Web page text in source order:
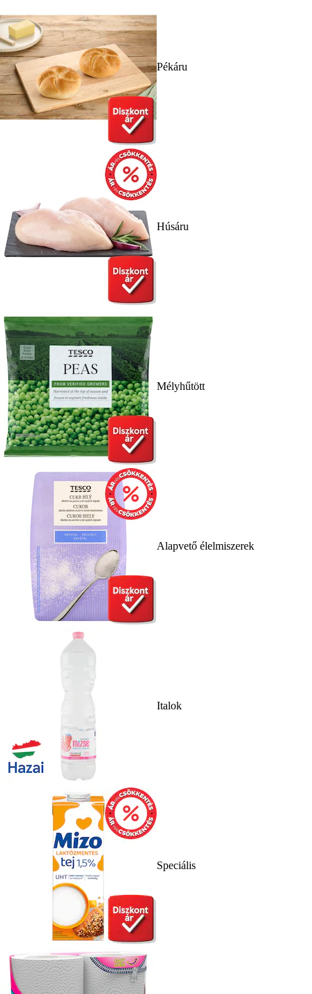
Pékáru
Húsáru
Mélyhűtött
Alapvető élelmiszerek
Italok
Speciális